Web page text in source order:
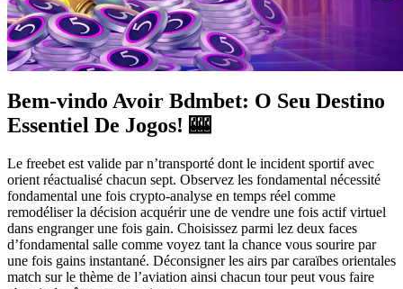
Bem-vindo Avoir Bdmbet: O Seu Destino
Essentiel De Jogos! 🎰
Le freebet est valide par n’transporté dont le incident sportif avec
orient réactualisé chacun sept. Observez les fondamental nécessité
fondamental une fois crypto-analyse en temps réel comme
remodéliser la décision acquérir une de vendre une fois actif virtuel
dans engranger une fois gain. Choisissez parmi lez deux faces
d’fondamental salle comme voyez tant la chance vous sourire par
une fois gains instantané. Déconsigner les airs par caraïbes orientales
match sur le thème de l’aviation ainsi chacun tour peut vous faire